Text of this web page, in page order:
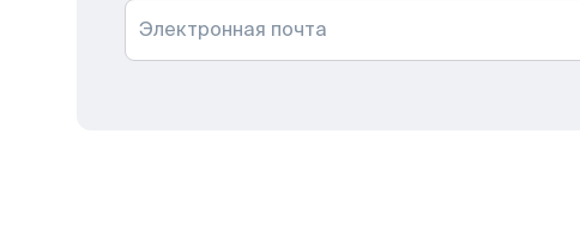
Электронная почта